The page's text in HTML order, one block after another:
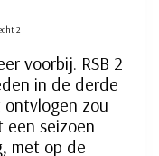
2
voorbij. RSB 2
in de derde
zou
een seizoen
met op de